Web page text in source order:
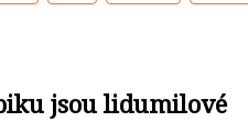
jsou lidumilové